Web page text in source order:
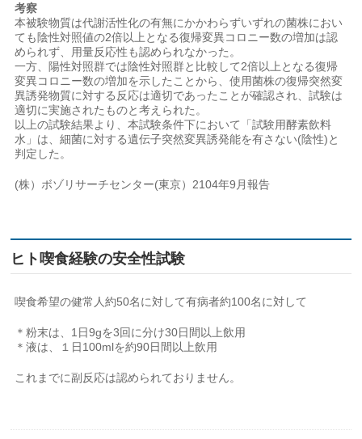
考察
本被験物質は代謝活性化の有無にかかわらずいずれの菌株におい
ても陰性対照値の2倍以上となる復帰変異コロニー数の増加は認
められず、用量反応性も認められなかった。
一方、陽性対照群では陰性対照群と比較して2倍以上となる復帰
変異コロニー数の増加を示したことから、使用菌株の復帰突然変
異誘発物質に対する反応は適切であったことが確認され、試験は
適切に実施されたものと考えられた。
以上の試験結果より、本試験条件下において「試験用酵素飲料
水」は、細菌に対する遺伝子突然変異誘発能を有さない(陰性)と
判定した。
(株）ボゾリサーチセンター(東京）2104年9月報告
ヒト喫食経験の安全性試験
喫食希望の健常人約50名に対して有病者約100名に対して
＊粉末は、1日9gを3回に分け30日間以上飲用
＊液は、１日100mlを約90日間以上飲用
これまでに副反応は認められておりません。